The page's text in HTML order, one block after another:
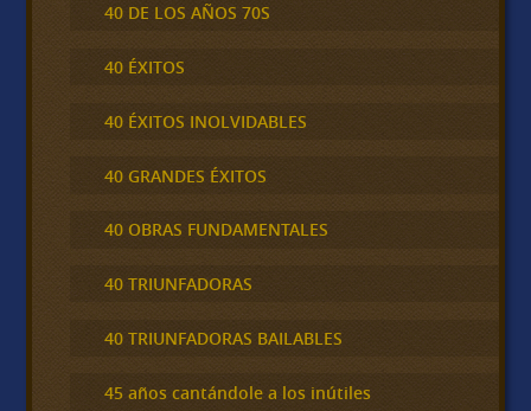
40 DE LOS AÑOS 70S
40 ÉXITOS
40 ÉXITOS INOLVIDABLES
40 GRANDES ÉXITOS
40 OBRAS FUNDAMENTALES
40 TRIUNFADORAS
40 TRIUNFADORAS BAILABLES
45 años cantándole a los inútiles